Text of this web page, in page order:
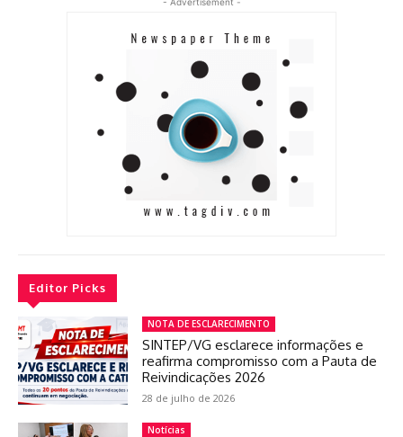
Editor Picks
NOTA DE ESCLARECIMENTO
SINTEP/VG esclarece informações e
reafirma compromisso com a Pauta de
Reivindicações 2026
28 de julho de 2026
Notícias